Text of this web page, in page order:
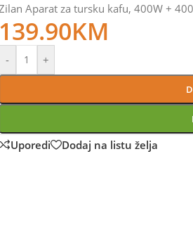
Aparat za tursku kafu, 400W +
139.90KM
- +
Uporedi Dodaj na listu želja